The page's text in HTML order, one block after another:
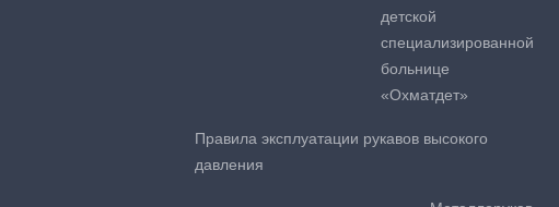
детской
специализированной
больнице
«Охматдет»
Правила эксплуатации рукавов высокого
давления